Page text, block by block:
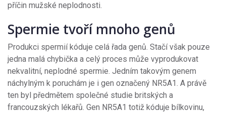
příčin mužské neplodnosti.
Spermie tvoří mnoho genů
Produkci spermií kóduje celá řada genů. Stačí však pouze
jedna malá chybička a celý proces může vyprodukovat
nekvalitní, neplodné spermie. Jedním takovým genem
náchylným k poruchám je i gen označený NR5A1. A právě
ten byl předmětem společné studie britských a
francouzských lékařů. Gen NR5A1 totiž kóduje bílkovinu,